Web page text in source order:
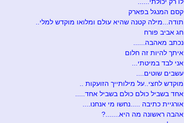
קסם המנגל בפארק
תודה...מילה קטנה שהיא עולם ומלואו מוקדש למלי..
חג אביב פורח
נכתב מאהבה......
איתך להיות זה חלום
אני לבד במיטתי...
עשבים שוטים....
מוקדש לחצי..על מילותייך הזועקות ..
אחד בשביל כולם כולם בשביל אחד.....
אורגיית כתיבה .....נחשו מי אנחנו....
אהבה ראשונה מה היא.......?